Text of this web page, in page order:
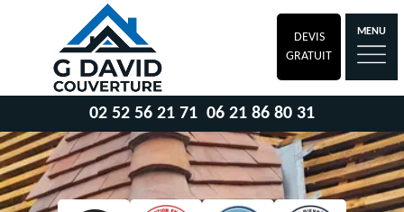
DEVIS
GRATUIT
MENU
02 52 56 21 71 06 21 86 80 31